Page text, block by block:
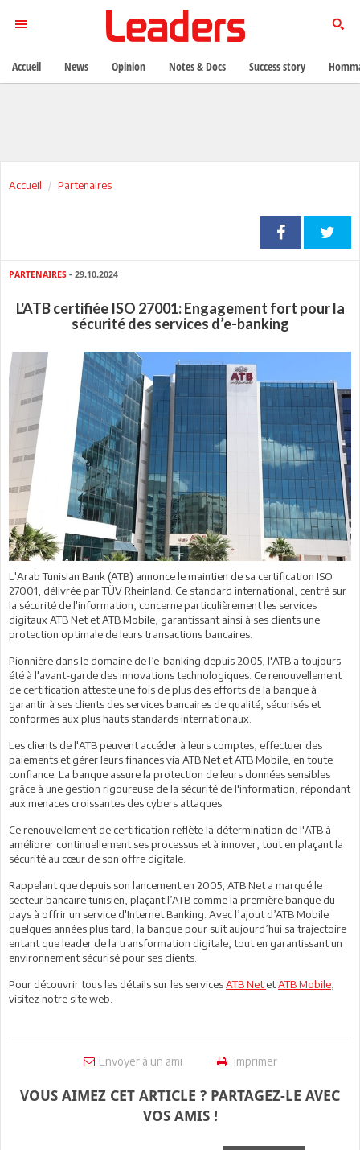
Accueil Partenaires
PARTENAIRES - 29.10.2024
L'ATB certifiée ISO 27001: Engagement fort pour la
sécurité des services d’e-banking
L'Arab Tunisian Bank (ATB) annonce le maintien de sa certification ISO
27001, délivrée par TÜV Rheinland. Ce standard international, centré sur
la sécurité de l'information, concerne particulièrement les services
digitaux ATB Net et ATB Mobile, garantissant ainsi à ses clients une
protection optimale de leurs transactions bancaires.
Pionnière dans le domaine de l’e-banking depuis 2005, l'ATB a toujours
été à l'avant-garde des innovations technologiques. Ce renouvellement
de certification atteste une fois de plus des efforts de la banque à
garantir à ses clients des services bancaires de qualité, sécurisés et
conformes aux plus hauts standards internationaux.
Les clients de l'ATB peuvent accéder à leurs comptes, effectuer des
paiements et gérer leurs finances via ATB Net et ATB Mobile, en toute
confiance. La banque assure la protection de leurs données sensibles
grâce à une gestion rigoureuse de la sécurité de l'information, répondant
aux menaces croissantes des cybers attaques.
Ce renouvellement de certification reflète la détermination de l'ATB à
améliorer continuellement ses processus et à innover, tout en plaçant la
sécurité au cœur de son offre digitale.
Rappelant que depuis son lancement en 2005, ATB Net a marqué le
secteur bancaire tunisien, plaçant l’ATB comme la première banque du
pays à offrir un service d'Internet Banking. Avec l’ajout d’ATB Mobile
quelques années plus tard, la banque pour suit aujourd’hui sa trajectoire
entant que leader de la transformation digitale, tout en garantissant un
environnement sécurisé pour ses clients.
Pour découvrir tous les détails sur les servicesATB NetetATB Mobile
visitez notre site web.
Envoyer à un ami Imprimer
VOUS AIMEZ CET ARTICLE ? PARTAGEZ-LE AVEC
VOS AMIS !
Accueil News Opinion Notes & Docs Success story